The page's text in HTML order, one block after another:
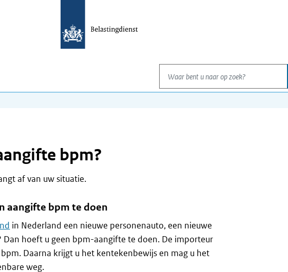
Waar bent u naar op zoek?
bpm?
af van uw situatie.
aangifte bpm te doen
in Nederland een nieuwe personenauto, een nieuwe
hoeft u geen bpm-aangifte te doen. De importeur
Daarna krijgt u het kentekenbewijs en mag u het
weg.